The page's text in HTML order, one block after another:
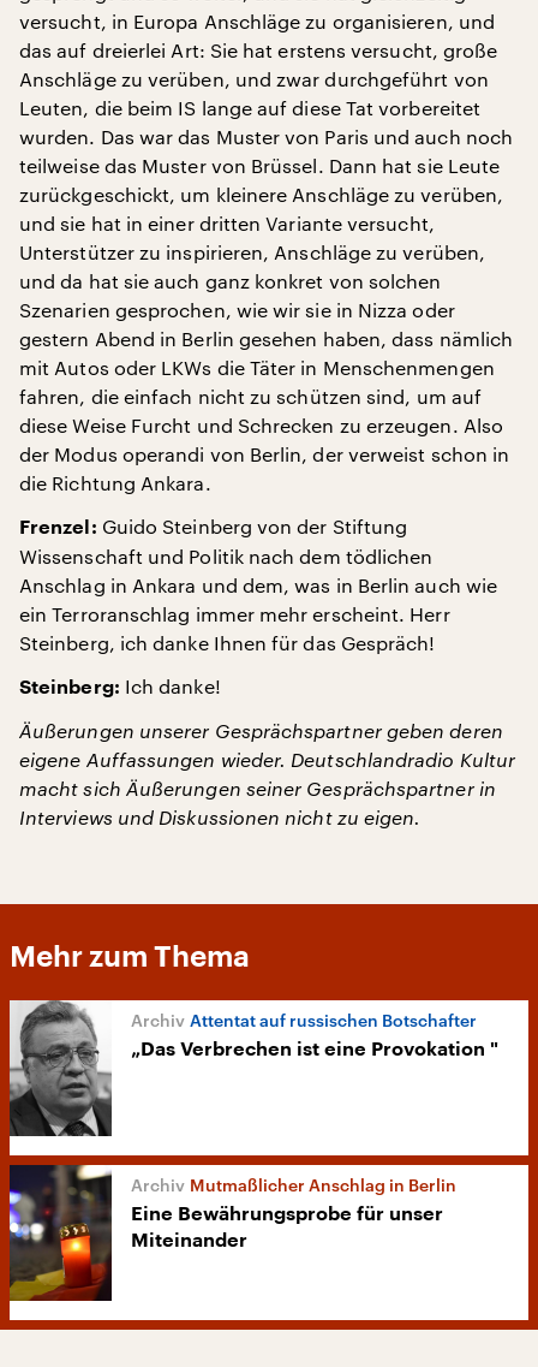
versucht, in Europa Anschläge zu organisieren, und
das auf dreierlei Art: Sie hat erstens versucht, große
Anschläge zu verüben, und zwar durchgeführt von
Leuten, die beim IS lange auf diese Tat vorbereitet
wurden. Das war das Muster von Paris und auch noch
teilweise das Muster von Brüssel. Dann hat sie Leute
zurückgeschickt, um kleinere Anschläge zu verüben,
und sie hat in einer dritten Variante versucht,
Unterstützer zu inspirieren, Anschläge zu verüben,
und da hat sie auch ganz konkret von solchen
Szenarien gesprochen, wie wir sie in Nizza oder
gestern Abend in Berlin gesehen haben, dass nämlich
mit Autos oder LKWs die Täter in Menschenmengen
fahren, die einfach nicht zu schützen sind, um auf
diese Weise Furcht und Schrecken zu erzeugen. Also
der Modus operandi von Berlin, der verweist schon in
die Richtung Ankara.
Frenzel: Guido Steinberg von der Stiftung
Wissenschaft und Politik nach dem tödlichen
Anschlag in Ankara und dem, was in Berlin auch wie
ein Terroranschlag immer mehr erscheint. Herr
Steinberg, ich danke Ihnen für das Gespräch!
Steinberg: Ich danke!
Äußerungen unserer Gesprächspartner geben deren
eigene Auffassungen wieder. Deutschlandradio Kultur
macht sich Äußerungen seiner Gesprächspartner in
Interviews und Diskussionen nicht zu eigen.
Mehr zum Thema
Attentat auf russischen Botschafter
„Das Verbrechen ist eine Provokation "
Mutmaßlicher Anschlag in Berlin
Eine Bewährungsprobe für unser
Miteinander